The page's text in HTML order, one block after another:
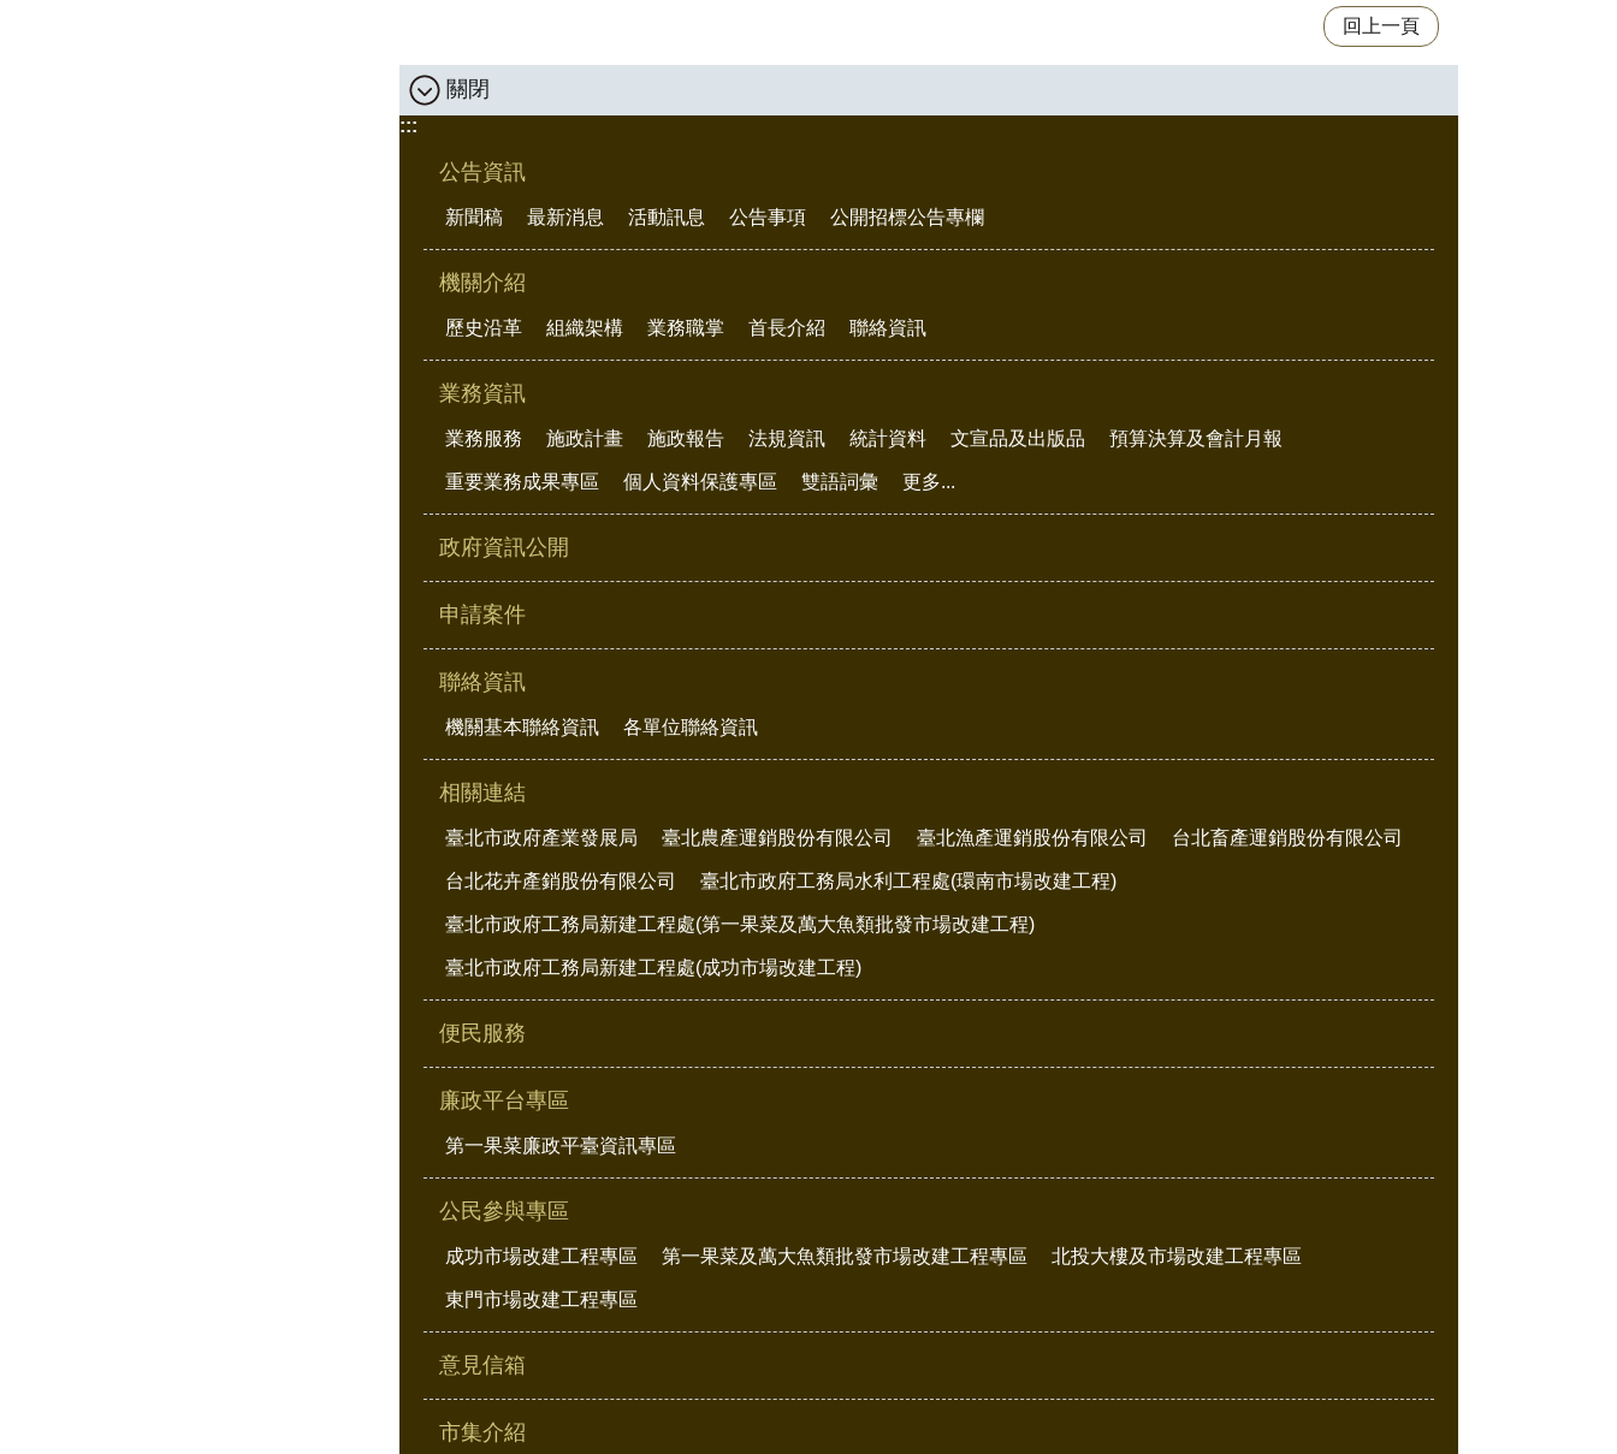
回上一頁
關閉
:::
公告資訊
新聞稿 最新消息 活動訊息 公告事項 公開招標公告專欄
機關介紹
歷史沿革 組織架構 業務職掌 首長介紹 聯絡資訊
業務資訊
業務服務 施政計畫 施政報告 法規資訊 統計資料 文宣品及出版品 預算決算及會計月報
重要業務成果專區 個人資料保護專區 雙語詞彙 更多...
政府資訊公開
申請案件
聯絡資訊
機關基本聯絡資訊 各單位聯絡資訊
相關連結
臺北市政府產業發展局 臺北農產運銷股份有限公司 臺北漁產運銷股份有限公司 台北畜產運銷股份有限公司
台北花卉產銷股份有限公司 臺北市政府工務局水利工程處(環南市場改建工程)
臺北市政府工務局新建工程處(第一果菜及萬大魚類批發市場改建工程)
臺北市政府工務局新建工程處(成功市場改建工程)
便民服務
廉政平台專區
第一果菜廉政平臺資訊專區
公民參與專區
成功市場改建工程專區 第一果菜及萬大魚類批發市場改建工程專區 北投大樓及市場改建工程專區
東門市場改建工程專區
意見信箱
市集介紹